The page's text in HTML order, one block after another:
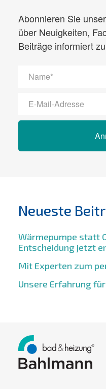
Abonnieren Sie
über Neuigkeiten,
Beiträge informiert
Neueste
Wärmepumpe statt
Entscheidung jetzt
Mit Experten zum
Unsere Erfahrung für